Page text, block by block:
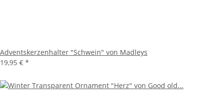
Adventskerzenhalter "Schwein" von Madleys
19,95 € *